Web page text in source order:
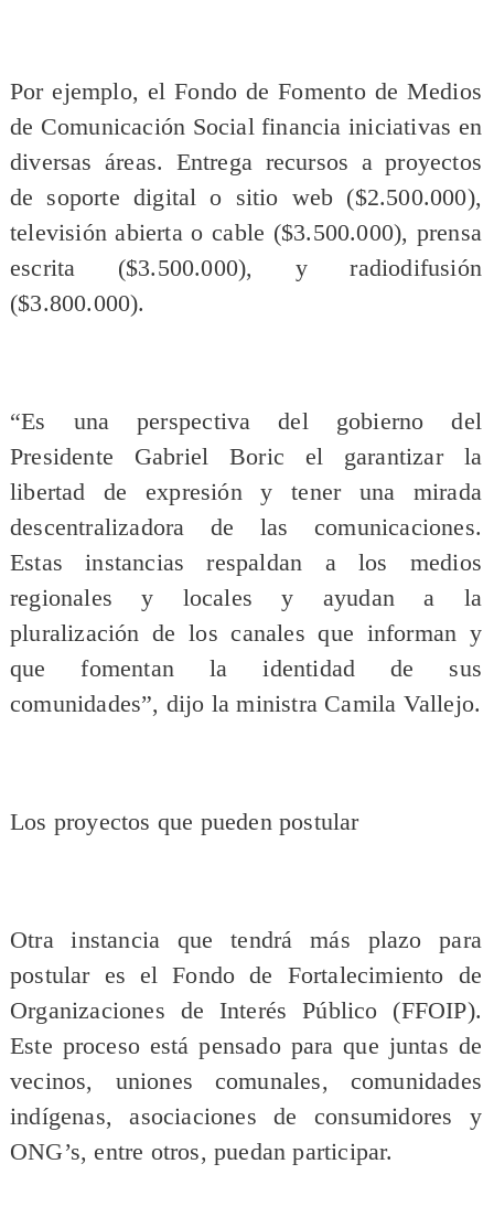
Por ejemplo, el Fondo de Fomento de Medios
de Comunicación Social financia iniciativas en
diversas áreas. Entrega recursos a proyectos
de soporte digital o sitio web ($2.500.000),
televisión abierta o cable ($3.500.000), prensa
escrita ($3.500.000), y radiodifusión
($3.800.000).
“Es una perspectiva del gobierno del
Presidente Gabriel Boric el garantizar la
libertad de expresión y tener una mirada
descentralizadora de las comunicaciones.
Estas instancias respaldan a los medios
regionales y locales y ayudan a la
pluralización de los canales que informan y
que fomentan la identidad de sus
comunidades”, dijo la ministra Camila Vallejo.
Los proyectos que pueden postular
Otra instancia que tendrá más plazo para
postular es el Fondo de Fortalecimiento de
Organizaciones de Interés Público (FFOIP).
Este proceso está pensado para que juntas de
vecinos, uniones comunales, comunidades
indígenas, asociaciones de consumidores y
ONG’s, entre otros, puedan participar.